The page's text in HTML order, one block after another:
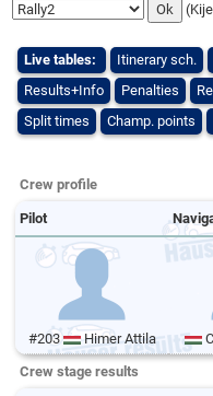
(
Live tables: Itinerary sch.
Results+Info
Penalties
Split times
Champ. points
Crew profile
Pilot
#203 Himer Attila
Crew stage results